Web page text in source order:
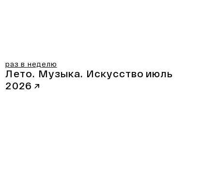
раз в неделю
Лето. Музыка. Искусство июль
2026 ↗